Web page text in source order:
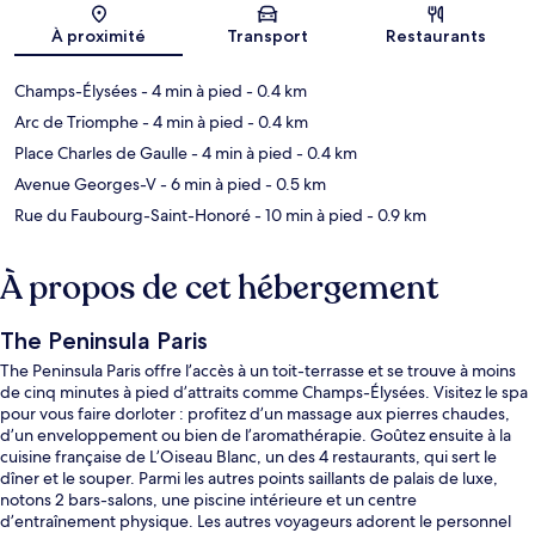
Carte
À proximité Transport Restaurants
Champs-Élysées- 4 min à pied - 0.4 km
Arc de Triomphe- 4 min à pied - 0.4 km
Place Charles de Gaulle- 4 min à pied - 0.4 km
Avenue Georges-V- 6 min à pied - 0.5 km
Rue du Faubourg-Saint-Honoré- 10 min à pied - 0.9 km
À propos de cet hébergement
The Peninsula Paris
The Peninsula Paris offre l’accès à un toit-terrasse et se trouve à moins
de cinq minutes à pied d’attraits comme Champs-Élysées. Visitez le spa
pour vous faire dorloter : profitez d’un massage aux pierres chaudes,
d’un enveloppement ou bien de l’aromathérapie. Goûtez ensuite à la
cuisine française de L’Oiseau Blanc, un des 4 restaurants, qui sert le
dîner et le souper. Parmi les autres points saillants de palais de luxe,
notons 2 bars-salons, une piscine intérieure et un centre
d’entraînement physique. Les autres voyageurs adorent le personnel